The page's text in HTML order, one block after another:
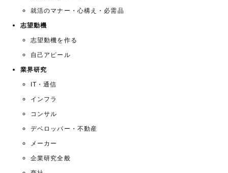
就活のマナー・心構え・必需品
志望動機
志望動機を作る
自己アピール
業界研究
IT・通信
インフラ
コンサル
デベロッパー・不動産
メーカー
企業研究全般